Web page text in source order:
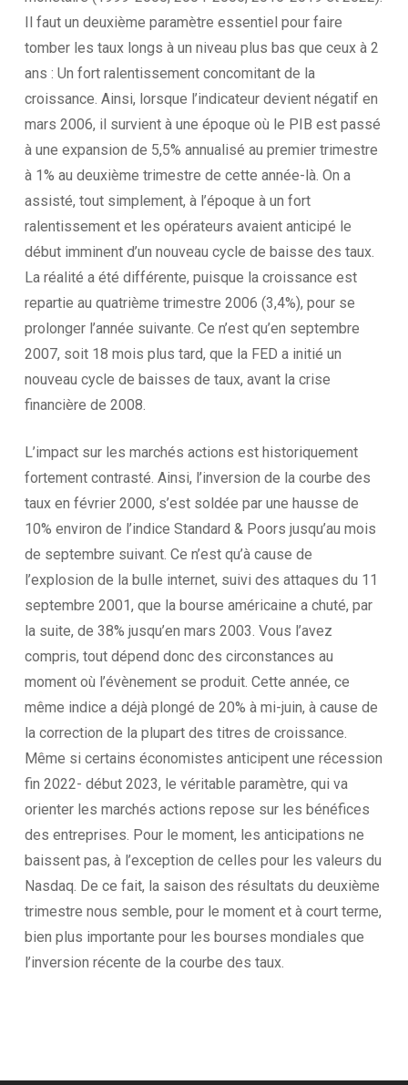
Il faut un deuxième paramètre essentiel pour faire
tomber les taux longs à un niveau plus bas que ceux à 2
ans : Un fort ralentissement concomitant de la
croissance. Ainsi, lorsque l’indicateur devient négatif en
mars 2006, il survient à une époque où le PIB est passé
à une expansion de 5,5% annualisé au premier trimestre
à 1% au deuxième trimestre de cette année-là. On a
assisté, tout simplement, à l’époque à un fort
ralentissement et les opérateurs avaient anticipé le
début imminent d’un nouveau cycle de baisse des taux.
La réalité a été différente, puisque la croissance est
repartie au quatrième trimestre 2006 (3,4%), pour se
prolonger l’année suivante. Ce n’est qu’en septembre
2007, soit 18 mois plus tard, que la FED a initié un
nouveau cycle de baisses de taux, avant la crise
financière de 2008.
L’impact sur les marchés actions est historiquement
fortement contrasté. Ainsi, l’inversion de la courbe des
taux en février 2000, s’est soldée par une hausse de
10% environ de l’indice Standard & Poors jusqu’au mois
de septembre suivant. Ce n’est qu’à cause de
l’explosion de la bulle internet, suivi des attaques du 11
septembre 2001, que la bourse américaine a chuté, par
la suite, de 38% jusqu’en mars 2003. Vous l’avez
compris, tout dépend donc des circonstances au
moment où l’évènement se produit. Cette année, ce
même indice a déjà plongé de 20% à mi-juin, à cause de
la correction de la plupart des titres de croissance.
Même si certains économistes anticipent une récession
fin 2022- début 2023, le véritable paramètre, qui va
orienter les marchés actions repose sur les bénéfices
des entreprises. Pour le moment, les anticipations ne
baissent pas, à l’exception de celles pour les valeurs du
Nasdaq. De ce fait, la saison des résultats du deuxième
trimestre nous semble, pour le moment et à court terme,
bien plus importante pour les bourses mondiales que
l’inversion récente de la courbe des taux.